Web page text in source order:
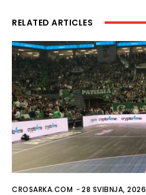
RELATED ARTICLES
CROSARKA.COM -28 SVIBNJA, 2026